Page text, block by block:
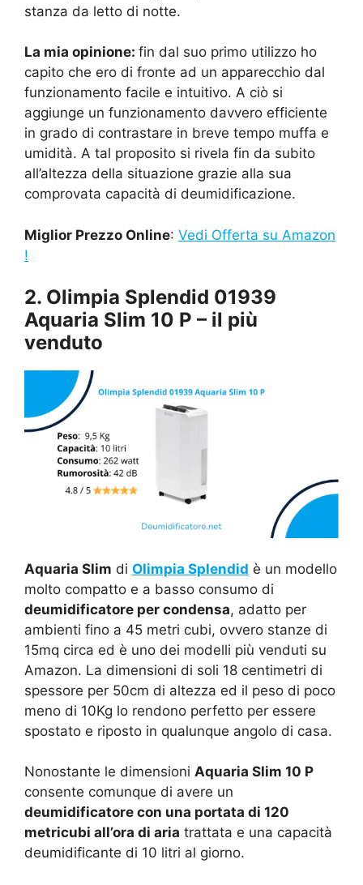
stanza da letto di notte.
La mia opinione: fin dal suo primo utilizzo ho
capito che ero di fronte ad un apparecchio dal
funzionamento facile e intuitivo. A ciò si
aggiunge un funzionamento davvero efficiente
in grado di contrastare in breve tempo muffa e
umidità. A tal proposito si rivela fin da subito
all’altezza della situazione grazie alla sua
comprovata capacità di deumidificazione.
Miglior Prezzo Online: Vedi Offerta su Amazon
!
2. Olimpia Splendid 01939
Aquaria Slim 10 P – il più
venduto
Aquaria Slim di Olimpia Splendid è un modello
molto compatto e a basso consumo di
deumidificatore per condensa, adatto per
ambienti fino a 45 metri cubi, ovvero stanze di
15mq circa ed è uno dei modelli più venduti su
Amazon. La dimensioni di soli 18 centimetri di
spessore per 50cm di altezza ed il peso di poco
meno di 10Kg lo rendono perfetto per essere
spostato e riposto in qualunque angolo di casa.
Nonostante le dimensioni Aquaria Slim 10 P
consente comunque di avere un
deumidificatore con una portata di 120
metricubi all’ora di aria trattata e una capacità
deumidificante di 10 litri al giorno.